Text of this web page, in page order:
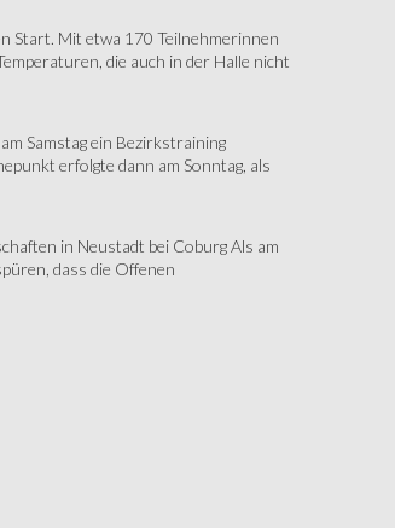
Start. Mit etwa 170 Teilnehmerinnen
die auch in der Halle nicht
Samstag ein Bezirkstraining
erfolgte dann am Sonntag, als
in Neustadt bei Coburg Als am
dass die Offenen